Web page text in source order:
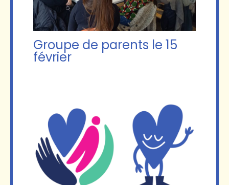
Groupe de parents le 15
février